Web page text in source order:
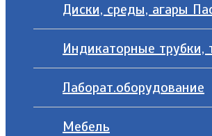
Диски, среды, агары
Индикаторные трубки,
Лаборат.оборудование
Мебель